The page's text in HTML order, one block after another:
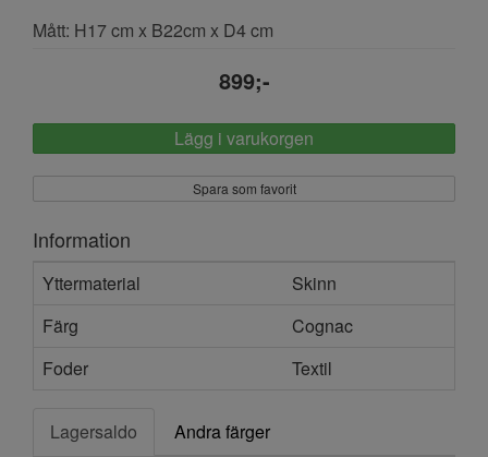
Mått: H17 cm x B22cm x D4 cm
899;-
Lägg i varukorgen
Spara som favorit
Information
Yttermaterial
Skinn
Färg
Cognac
Foder
Textil
Lagersaldo
Andra färger